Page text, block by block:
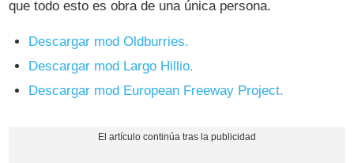
que todo esto es obra de una única persona.
Descargar mod Oldburries.
Descargar mod Largo Hillio.
Descargar mod European Freeway Project.